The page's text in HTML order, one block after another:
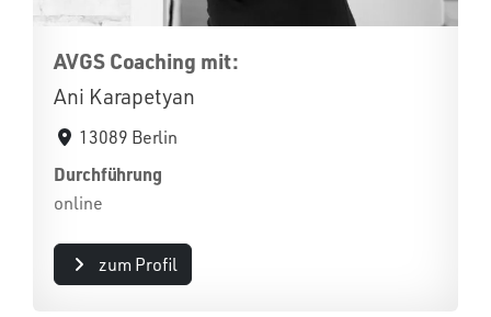
AVGS Coaching mit:
Ani Karapetyan
13089 Berlin
Durchführung
online
zum Profil